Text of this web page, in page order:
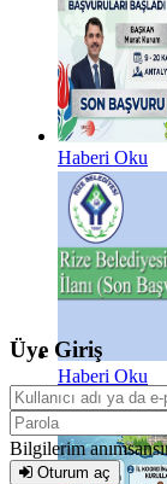
Haberi Oku
Haberi Oku
Üye Giriş
Bilgilerim
Oturum aç